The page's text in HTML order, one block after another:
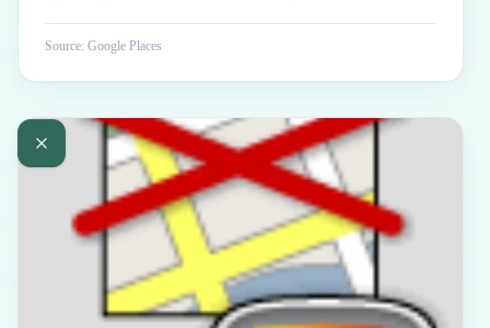
Source: Google Places